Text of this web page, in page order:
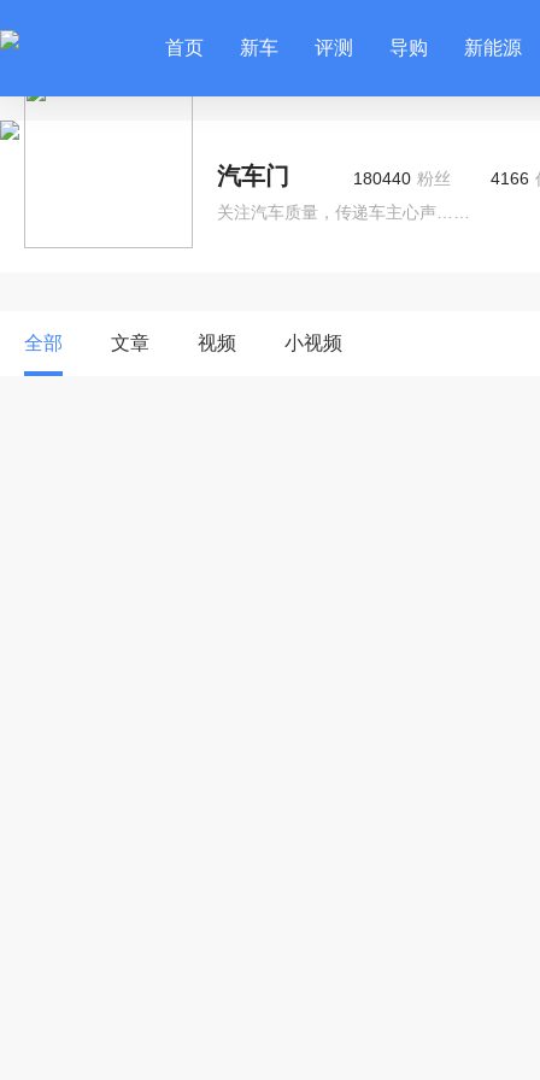
首页 新车 评测 导购 新能源
汽车门 180440 粉丝 4166
关注汽车质量，传递车主心声……
全部 文章 视频 小视频